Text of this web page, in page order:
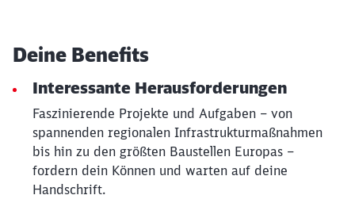
Deine Benefits
Interessante Herausforderungen
Faszinierende Projekte und Aufgaben – von
spannenden regionalen Infrastrukturmaßnahmen
bis hin zu den größten Baustellen Europas –
fordern dein Können und warten auf deine
Handschrift.